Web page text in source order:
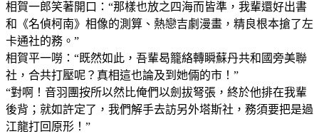
相賀一郎笑著開口：“那樣也放之四海而皆準，我輩還好出書
和《名偵柯南》相像的測算、熱戀吉劇漫畫，精良根本搶了左
卡通社的務。”
相賀平一嘮：“既然如此，吾輩曷籠絡轉瞬蘇丹共和國旁美聯
社，合共打壓呢？真相這也論及到她倆的市！”
“對啊！音羽團按所以然比俺們以劍拔弩張，終於他排在我輩
後背；就如許定了，我們解手去訪另外塔斯社，務須要把是過
江龍打回原形！”